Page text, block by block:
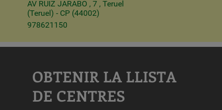
Apply
AV RUIZ JARABO , 7 , Teruel
(Teruel) - CP (44002)
978621150
OBTENIR LA LLISTA
DE CENTRES